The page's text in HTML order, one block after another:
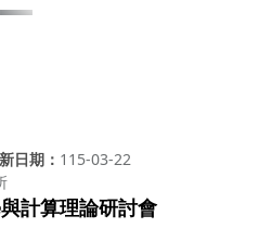
日期
115-03-22
計算理論研討會